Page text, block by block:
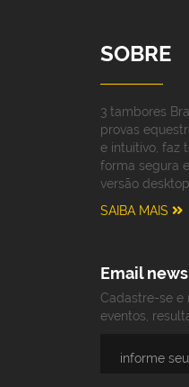
SOBRE
3 tambores
provas
e intuitivo, faz
forma segura
versão
SAIBA MAIS
Email
Cadastre-se e
eventos,